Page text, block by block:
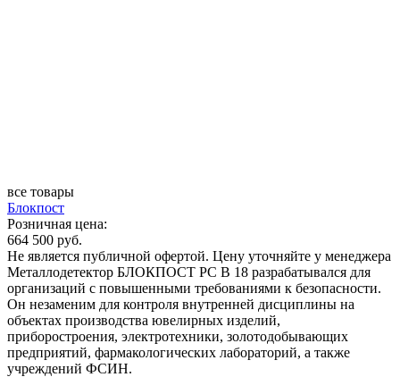
все товары
Блокпост
Розничная цена:
664 500 руб.
Не является публичной офертой. Цену уточняйте у менеджера
Металлодетектор БЛОКПОСТ РС В 18 разрабатывался для
организаций с повышенными требованиями к безопасности.
Он незаменим для контроля внутренней дисциплины на
объектах производства ювелирных изделий,
приборостроения, электротехники, золотодобывающих
предприятий, фармакологических лабораторий, а также
учреждений ФСИН.